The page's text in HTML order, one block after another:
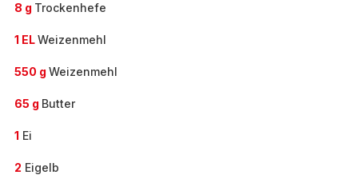
8 g Trockenhefe
1 ELWeizenmehl
550 g Weizenmehl
65 g Butter
1 Ei
2 Eigelb